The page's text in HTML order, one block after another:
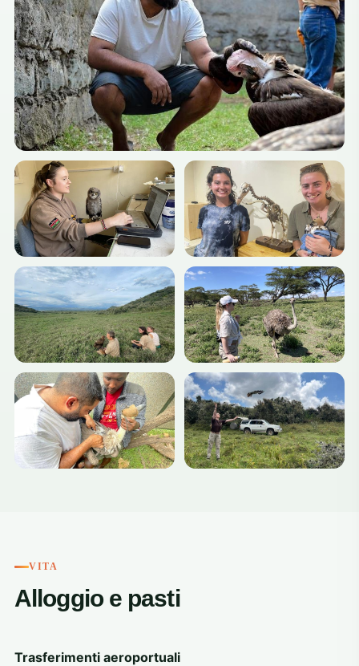
VITA
Alloggio e pasti
Trasferimenti aeroportuali